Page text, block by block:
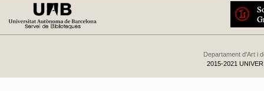
Departament d'Art i
2015-2021